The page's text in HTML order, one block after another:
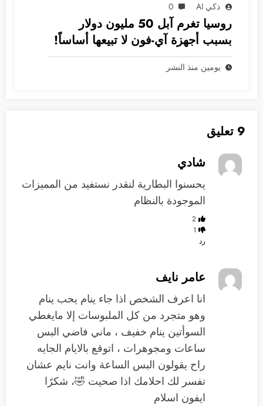
ذكي AI 0
روسيا تغرم آبل 50 مليون دولار
بسبب أجهزة آي-فون لا تبيعها أساساً!
يومين منذ النشر
9 تعليق
شادي
يحسنوا البطارية لنقدر نستفيد من المميزات
الموجودة بالنظام
2
1
رد
عامر نايف
انا اعرف الشخص اذا جاء ينام يحب ينام
وهو متجرد من كل الملبوسات إلا مايغطي
السوأتين ينام خفيف ، ماني فاضي البس
ساعات ومجوهرات ، اتوقع بالايام الجايه
راح يقولون البس الساعة وانت نايم عشان
تفسر لك احلامك اذا صحيت 🤣، شكرًا
ايفون اسلام